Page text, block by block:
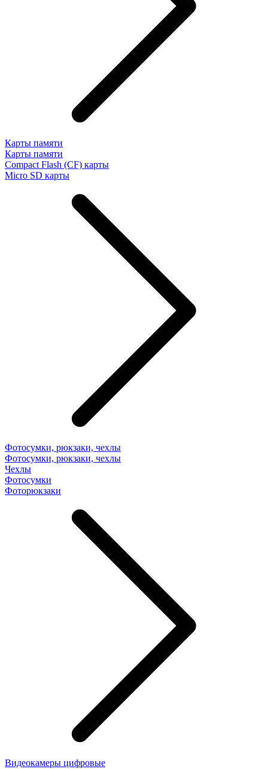
Карты памяти
Карты памяти
Compact Flash (CF) карты
Micro SD карты
Фотосумки, рюкзаки, чехлы
Фотосумки, рюкзаки, чехлы
Чехлы
Фотосумки
Фоторюкзаки
Видеокамеры цифровые